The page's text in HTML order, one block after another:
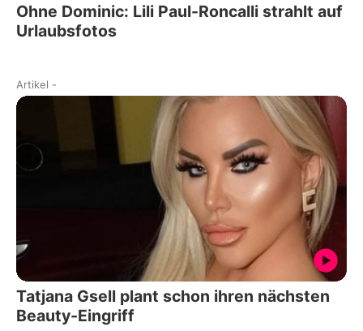
Ohne Dominic: Lili Paul-Roncalli strahlt auf
Urlaubsfotos
Artikel -
Tatjana Gsell plant schon ihren nächsten
Beauty-Eingriff